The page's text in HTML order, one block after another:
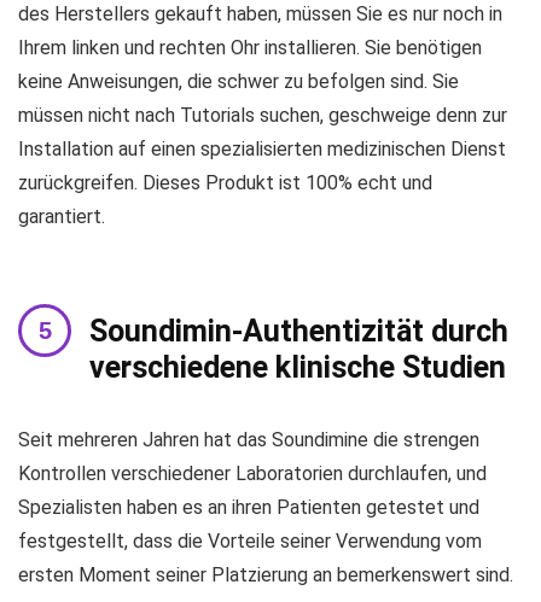
des Herstellers gekauft haben, müssen Sie es nur noch in
Ihrem linken und rechten Ohr installieren. Sie benötigen
keine Anweisungen, die schwer zu befolgen sind. Sie
müssen nicht nach Tutorials suchen, geschweige denn zur
Installation auf einen spezialisierten medizinischen Dienst
zurückgreifen. Dieses Produkt ist 100% echt und
garantiert.
Soundimin-Authentizität durch
verschiedene klinische Studien
Seit mehreren Jahren hat das Soundimine die strengen
Kontrollen verschiedener Laboratorien durchlaufen, und
Spezialisten haben es an ihren Patienten getestet und
festgestellt, dass die Vorteile seiner Verwendung vom
ersten Moment seiner Platzierung an bemerkenswert sind.